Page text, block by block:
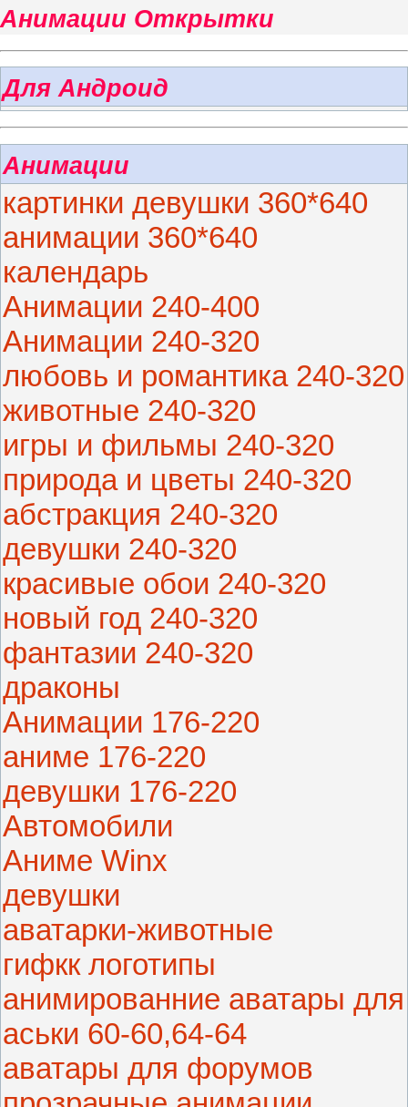
Анимации Открытки
Для Андроид
Анимации
картинки девушки 360*640
анимации 360*640
календарь
Анимации 240-400
Анимации 240-320
любовь и романтика 240-320
животные 240-320
игры и фильмы 240-320
природа и цветы 240-320
абстракция 240-320
девушки 240-320
красивые обои 240-320
новый год 240-320
фантазии 240-320
драконы
Анимации 176-220
аниме 176-220
девушки 176-220
Автомобили
Аниме Winx
девушки
аватарки-животные
гифкк логотипы
анимированние аватары для
аськи 60-60,64-64
аватары для форумов